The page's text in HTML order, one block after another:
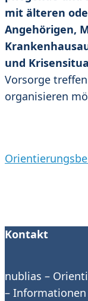
mit älteren
Angehörigen,
und
Vorsorge
organisieren
Kontakt
nublias –
– Informationen